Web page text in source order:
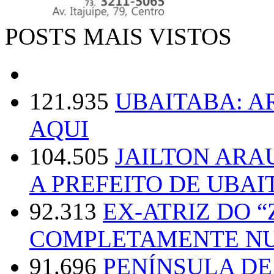
POSTS MAIS VISTOS
121.935 UBAITABA:
AQUI
104.505 JAILTON
A PREFEITO DE
92.313 EX-ATRIZ DO
COMPLETAMENTE
91.696 PENÍNSULA